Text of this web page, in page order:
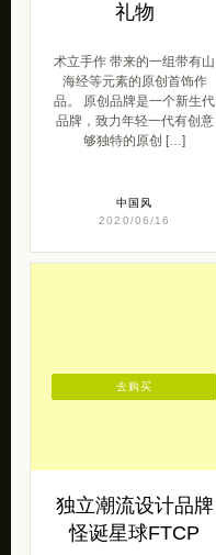
礼物
术立手作 带来的一组带有山
海经等元素的原创首饰作
品。 原创品牌是一个新生代
品牌，致力年轻一代有创意
够独特的原创 […]
中国风
2020/06/16
独立潮流设计品牌
怪诞星球FTCP
去购买